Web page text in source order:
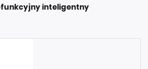
inteligentny